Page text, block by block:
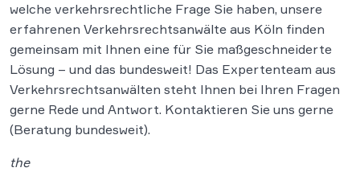
welche verkehrsrechtliche Frage Sie haben, unsere
erfahrenen Verkehrsrechtsanwälte aus Köln finden
gemeinsam mit Ihnen eine für Sie maßgeschneiderte
Lösung – und das bundesweit! Das Expertenteam aus
Verkehrsrechtsanwälten steht Ihnen bei Ihren Fragen
gerne Rede und Antwort. Kontaktieren Sie uns gerne
(Beratung bundesweit).
the